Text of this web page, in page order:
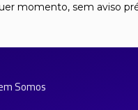
momento, sem aviso
Somos